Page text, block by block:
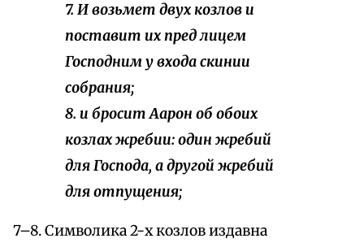
7. И возьмет двух козлов и
поставит их пред лицем
Господним у входа скинии
собрания;
8. и бросит Аарон об обоих
козлах жребии: один жребий
для Господа, а другой жребий
для отпущения;
7–8. Символика 2-х козлов издавна